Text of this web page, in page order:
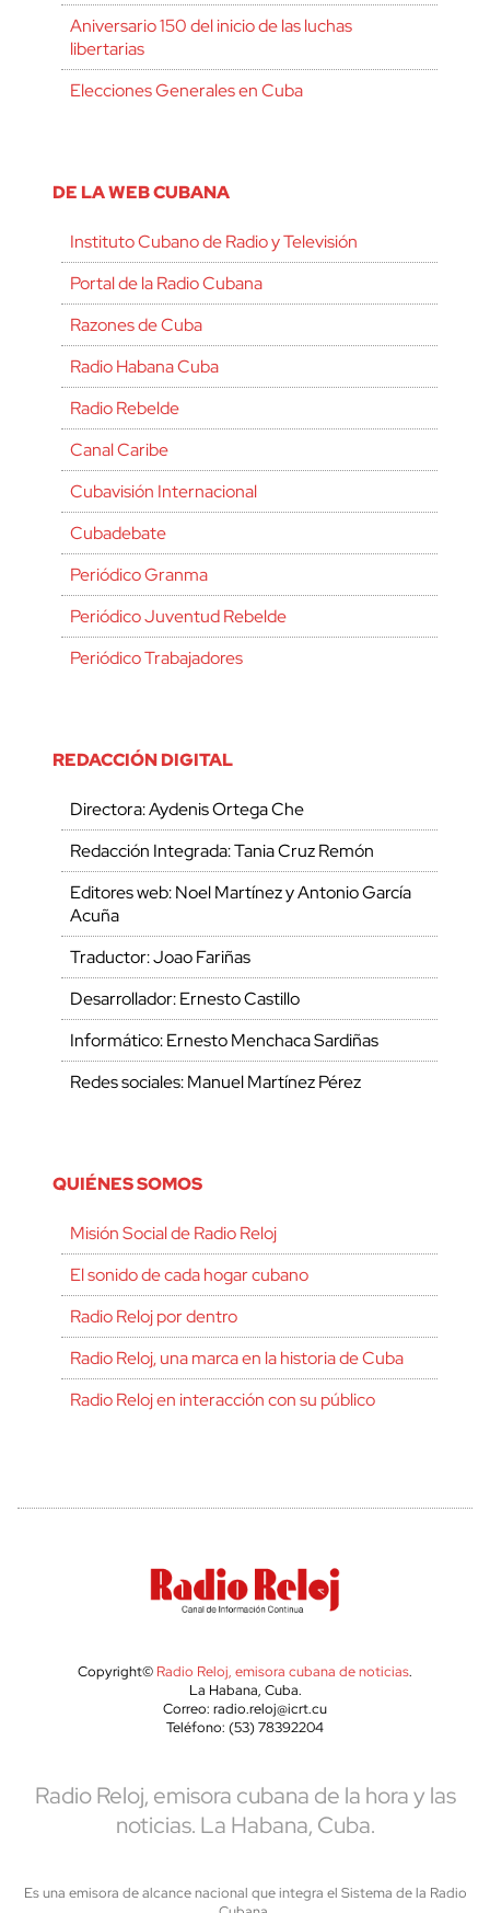
Aniversario 150 del inicio de las luchas
libertarias
Elecciones Generales en Cuba
DE LA WEB CUBANA
Instituto Cubano de Radio y Televisión
Portal de la Radio Cubana
Razones de Cuba
Radio Habana Cuba
Radio Rebelde
Canal Caribe
Cubavisión Internacional
Cubadebate
Periódico Granma
Periódico Juventud Rebelde
Periódico Trabajadores
REDACCIÓN DIGITAL
Directora: Aydenis Ortega Che
Redacción Integrada: Tania Cruz Remón
Editores web: Noel Martínez y Antonio García
Acuña
Traductor: Joao Fariñas
Desarrollador: Ernesto Castillo
Informático: Ernesto Menchaca Sardiñas
Redes sociales: Manuel Martínez Pérez
QUIÉNES SOMOS
Misión Social de Radio Reloj
El sonido de cada hogar cubano
Radio Reloj por dentro
Radio Reloj, una marca en la historia de Cuba
Radio Reloj en interacción con su público
Copyright© Radio Reloj, emisora cubana de noticias.
La Habana, Cuba.
Correo: radio.reloj@icrt.cu
Teléfono: (53) 78392204
Radio Reloj, emisora cubana de la hora y las
noticias. La Habana, Cuba.
Es una emisora de alcance nacional que integra el Sistema de la Radio